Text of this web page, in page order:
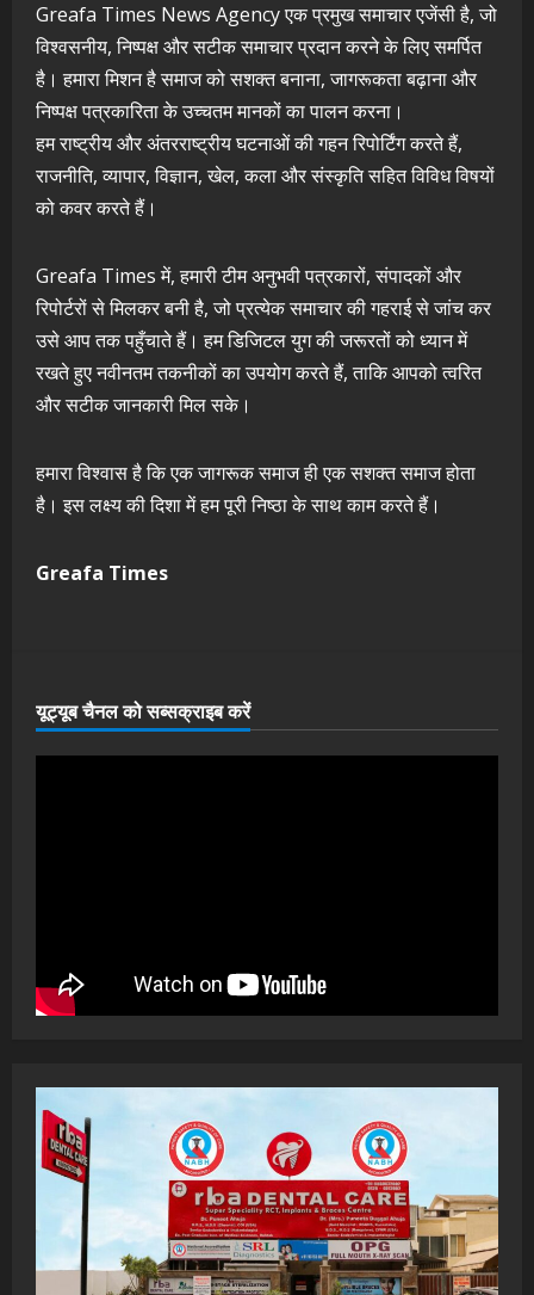
Greafa Times News Agency एक प्रमुख समाचार एजेंसी है, जो
विश्वसनीय, निष्पक्ष और सटीक समाचार प्रदान करने के लिए समर्पित
है। हमारा मिशन है समाज को सशक्त बनाना, जागरूकता बढ़ाना और
निष्पक्ष पत्रकारिता के उच्चतम मानकों का पालन करना।
हम राष्ट्रीय और अंतरराष्ट्रीय घटनाओं की गहन रिपोर्टिंग करते हैं,
राजनीति, व्यापार, विज्ञान, खेल, कला और संस्कृति सहित विविध विषयों
को कवर करते हैं।
Greafa Times में, हमारी टीम अनुभवी पत्रकारों, संपादकों और
रिपोर्टरों से मिलकर बनी है, जो प्रत्येक समाचार की गहराई से जांच कर
उसे आप तक पहुँचाते हैं। हम डिजिटल युग की जरूरतों को ध्यान में
रखते हुए नवीनतम तकनीकों का उपयोग करते हैं, ताकि आपको त्वरित
और सटीक जानकारी मिल सके।
हमारा विश्वास है कि एक जागरूक समाज ही एक सशक्त समाज होता
है। इस लक्ष्य की दिशा में हम पूरी निष्ठा के साथ काम करते हैं।
Greafa Times
यूट्यूब चैनल को सब्सक्राइब करें